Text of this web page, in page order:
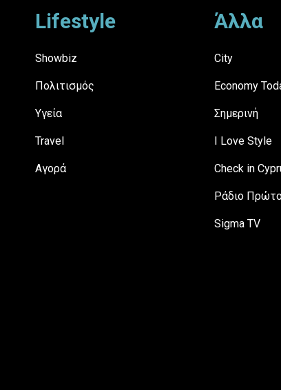
Lifestyle
Showbiz
Πολιτισμός
Υγεία
Travel
Αγορά
Άλλα
City
Economy
Σημερινή
I Love Style
Check in
Ράδιο
Sigma TV